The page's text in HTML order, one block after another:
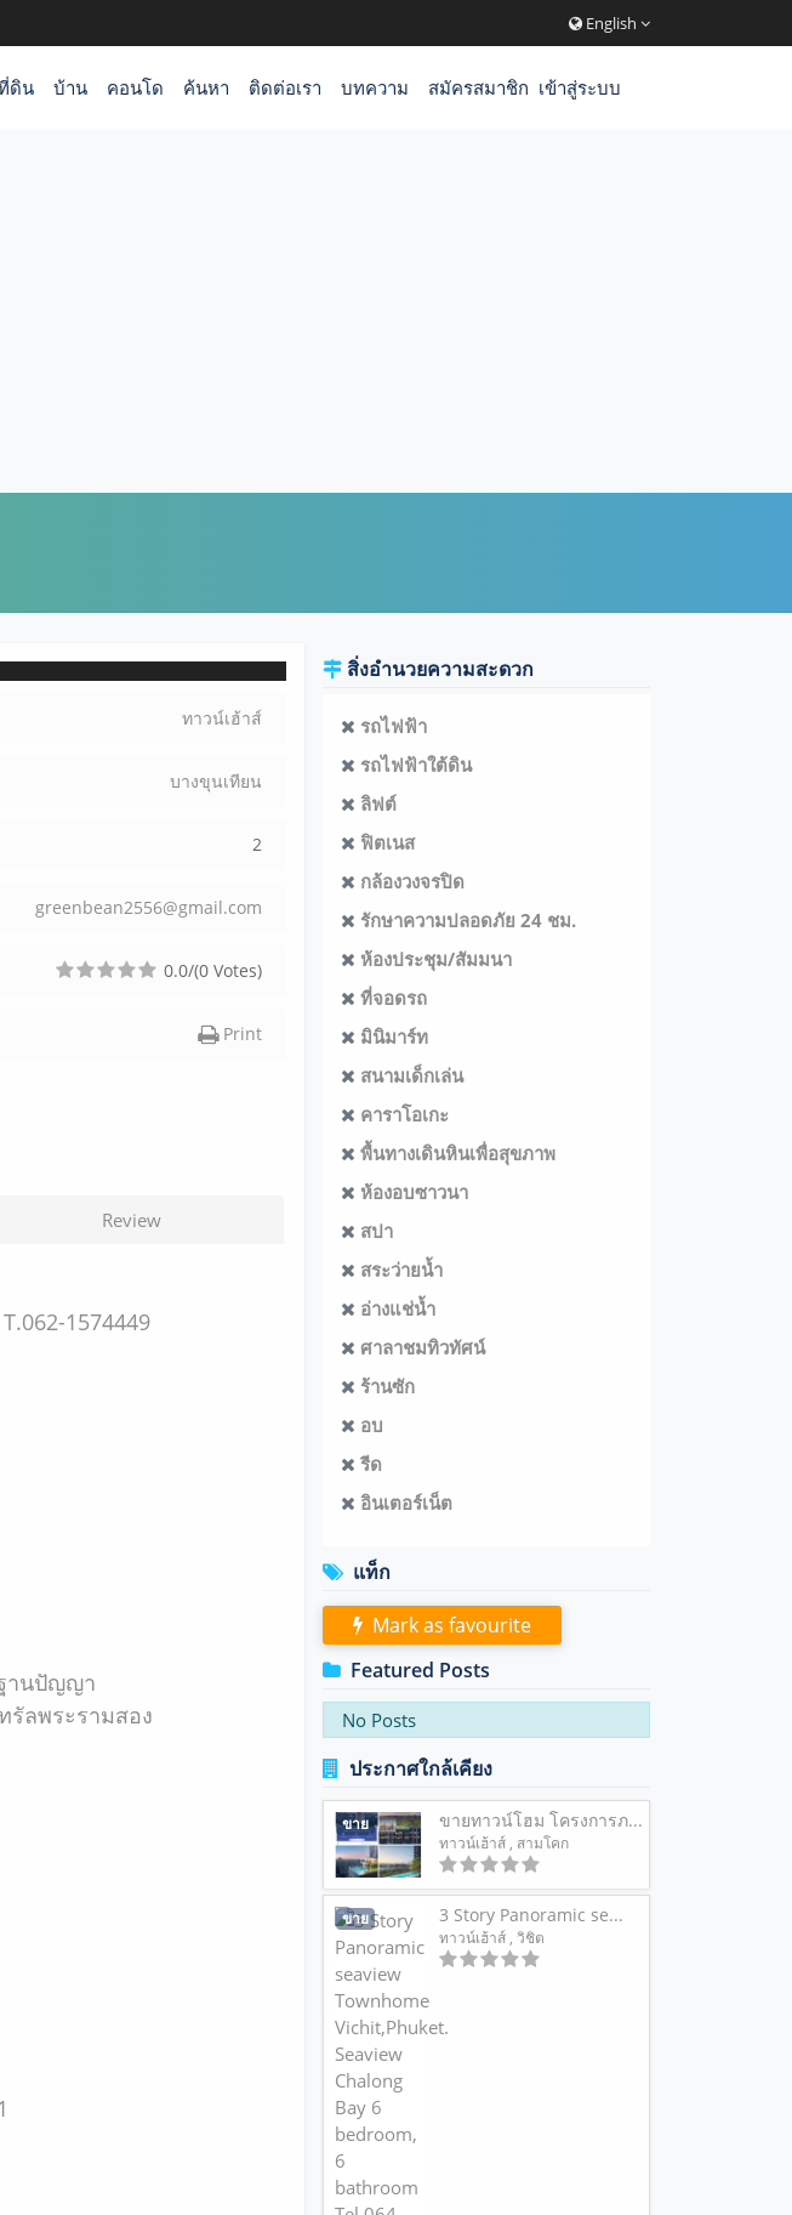
English
ดิน บ้าน คอนโด ค้นหา ติดต่อเรา บทความ สมัครสมาชิก เข้าสู่ระบบ
ทาวน์เฮ้าส์
บางขุนเทียน
2
greenbean2556@gmail.com
0.0/(0 Votes)
Print
Review
1574449
านปัญญา
ลพระรามสอง
สิ่งอำนวยความสะดวก
รถไฟฟ้า
รถไฟฟ้าใต้ดิน
ลิฟต์
ฟิตเนส
กล้องวงจรปิด
รักษาความปลอดภัย 24 ชม.
ห้องประชุม/สัมมนา
ที่จอดรถ
มินิมาร์ท
สนามเด็กเล่น
คาราโอเกะ
พื้นทางเดินหินเพื่อสุขภาพ
ห้องอบซาวนา
สปา
สระว่ายน้ำ
อ่างแช่น้ำ
ศาลาชมทิวทัศน์
ร้านซัก
อบ
รีด
อินเตอร์เน็ต
แท็ก
Mark as favourite
Featured Posts
No Posts
ประกาศใกล้เคียง
ขาย ขายทาวน์โฮม โครงการภ...
ทาวน์เฮ้าส์ , สามโคก
ขาย 3 Story Panoramic se...
ทาวน์เฮ้าส์ , วิชิต